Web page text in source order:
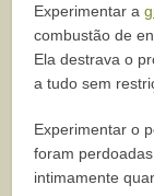
Experimentar a
combustão de
Ela destrava o
a tudo sem
Experimentar o
foram
intimamente